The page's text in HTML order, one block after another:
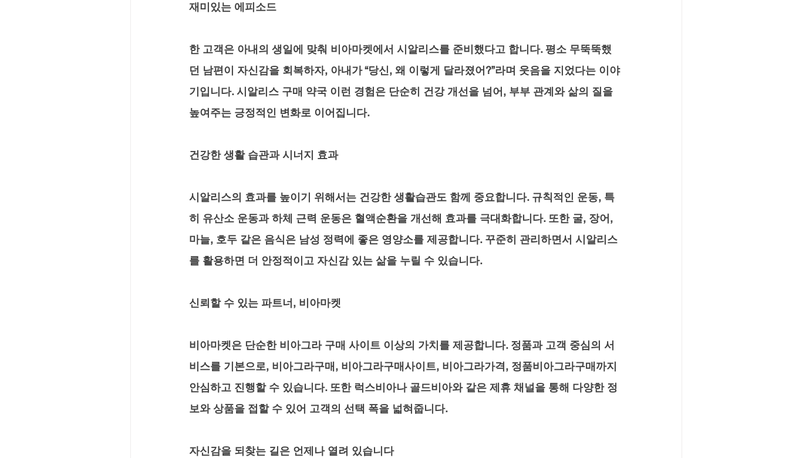
재미있는 에피소드
한 고객은 아내의 생일에 맞춰 비아마켓에서 시알리스를 준비했다고 합니다. 평소 무뚝뚝했
던 남편이 자신감을 회복하자, 아내가 “당신, 왜 이렇게 달라졌어?”라며 웃음을 지었다는 이야
기입니다. 시알리스 구매 약국 이런 경험은 단순히 건강 개선을 넘어, 부부 관계와 삶의 질을
높여주는 긍정적인 변화로 이어집니다.
건강한 생활 습관과 시너지 효과
시알리스의 효과를 높이기 위해서는 건강한 생활습관도 함께 중요합니다. 규칙적인 운동, 특
히 유산소 운동과 하체 근력 운동은 혈액순환을 개선해 효과를 극대화합니다. 또한 굴, 장어,
마늘, 호두 같은 음식은 남성 정력에 좋은 영양소를 제공합니다. 꾸준히 관리하면서 시알리스
를 활용하면 더 안정적이고 자신감 있는 삶을 누릴 수 있습니다.
신뢰할 수 있는 파트너, 비아마켓
비아마켓은 단순한 비아그라 구매 사이트 이상의 가치를 제공합니다. 정품과 고객 중심의 서
비스를 기본으로, 비아그라구매, 비아그라구매사이트, 비아그라가격, 정품비아그라구매까지
안심하고 진행할 수 있습니다. 또한 럭스비아나 골드비아와 같은 제휴 채널을 통해 다양한 정
보와 상품을 접할 수 있어 고객의 선택 폭을 넓혀줍니다.
자신감을 되찾는 길은 언제나 열려 있습니다